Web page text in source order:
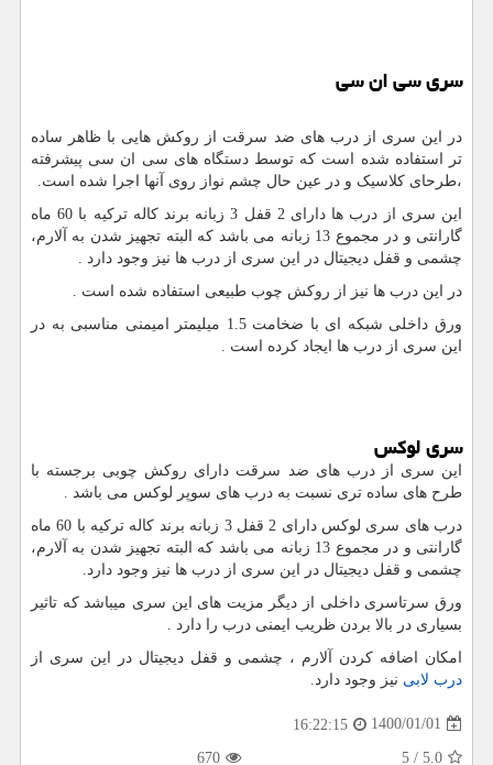
سری سی ان سی
در این سری از درب های ضد سرقت از روکش هایی با ظاهر ساده
تر استفاده شده است که توسط دستگاه های سی ان سی پیشرفته
،طرحای کلاسیک و در عین حال چشم نواز روی آنها اجرا شده است.
این سری از درب ها دارای 2 قفل 3 زبانه برند کاله ترکیه با 60 ماه
گارانتی و در مجموع 13 زبانه می باشد که البته تجهیز شدن به آلارم،
چشمی و قفل دیجیتال در این سری از درب ها نیز وجود دارد .
در این درب ها نیز از روکش چوب طبیعی استفاده شده است .
ورق داخلی شبکه ای با ضخامت 1.5 میلیمتر امیمنی مناسبی به در
این سری از درب ها ایجاد کرده است .
سری لوکس
این سری از درب های ضد سرقت دارای روکش چوبی برجسته با
طرح های ساده تری نسبت به درب های سوپر لوکس می باشد .
درب های سری لوکس دارای 2 قفل 3 زبانه برند کاله ترکیه با 60 ماه
گارانتی و در مجموع 13 زبانه می باشد که البته تجهیز شدن به آلارم،
چشمی و قفل دیجیتال در این سری از درب ها نیز وجود دارد.
ورق سرتاسری داخلی از دیگر مزیت های این سری میباشد که تاثیر
بسیاری در بالا بردن ظریب ایمنی درب را دارد .
امکان اضافه کردن آلارم ، چشمی و قفل دیجیتال در این سری از
درب لابی نیز وجود دارد.
1400/01/01
16:22:15
5.0
/
5
670